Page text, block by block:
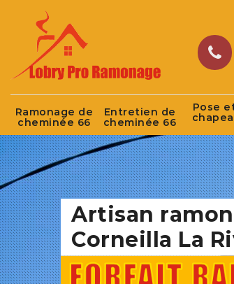
Ramonage de
cheminée 66
Entretien de
cheminée 66
Pose
Artisan
Corneilla La